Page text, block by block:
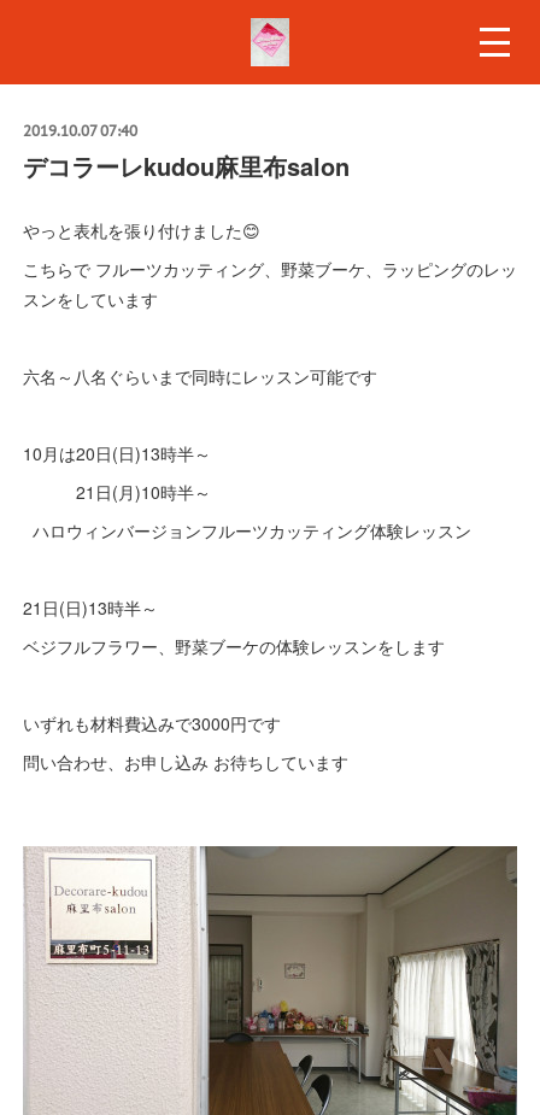
2019.10.07 07:40
デコラーレkudou麻里布salon
やっと表札を張り付けました😊
こちらで フルーツカッティング、野菜ブーケ、ラッピングのレッ
スンをしています
六名～八名ぐらいまで同時にレッスン可能です
10月は20日(日)13時半～
21日(月)10時半～
ハロウィンバージョンフルーツカッティング体験レッスン
21日(日)13時半～
ベジフルフラワー、野菜ブーケの体験レッスンをします
いずれも材料費込みで3000円です
問い合わせ、お申し込み お待ちしています